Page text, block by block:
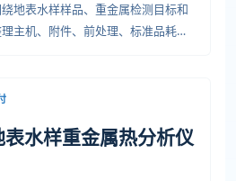
地表水样样品、重金属检测目标和
主机、附件、前处理、标准品耗
水样重金属热分析仪